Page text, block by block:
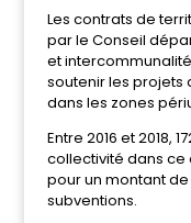
Les contrats de
par le Conseil
et
soutenir les projets
dans les zones
Entre 2016 et 2018,
collectivité dans ce
pour un montant de
subventions.